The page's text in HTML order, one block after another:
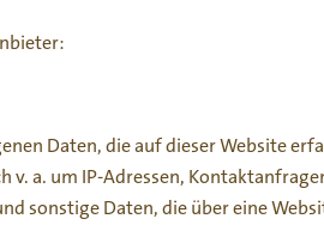
Daten, die auf dieser Website
v. a. um IP-Adressen,
sonstige Daten, die über eine